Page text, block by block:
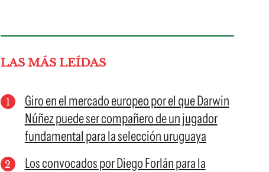
LAS MÁS LEÍDAS
Giro en el mercado europeo por el que Darwin
Núñez puede ser compañero de un jugador
fundamental para la selección uruguaya
Los convocados por Diego Forlán para la